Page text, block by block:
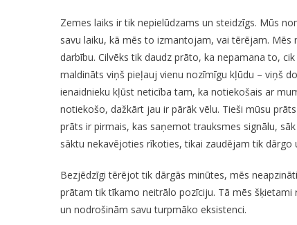
Zemes laiks ir tik nepielūdzams un steidzīgs. Mūs
savu laiku, kā mēs to izmantojam, vai tērējam.
darbību. Cilvēks tik daudz prāto, ka nepamana to,
maldināts viņš pieļauj vienu nozīmīgu kļūdu – viņš
ienaidnieku kļūst neticība tam, ka notiekošais ar
notiekošo, dažkārt jau ir pārāk vēlu. Tieši mūsu
prāts ir pirmais, kas saņemot trauksmes signālu,
sāktu nekavējoties rīkoties, tikai zaudējam tik dārgo
Bezjēdzīgi tērējot tik dārgās minūtes, mēs
prātam tik tīkamo neitrālo pozīciju. Tā mēs
un nodrošinām savu turpmāko eksistenci.